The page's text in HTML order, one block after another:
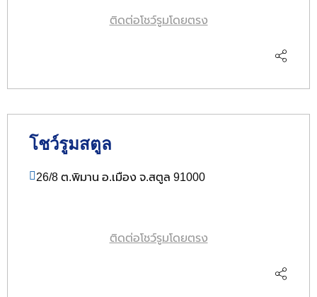
ติดต่อโชว์รูมโดยตรง
โชว์รูมสตูล
26/8 ต.พิมาน อ.เมือง จ.สตูล 91000
ติดต่อโชว์รูมโดยตรง